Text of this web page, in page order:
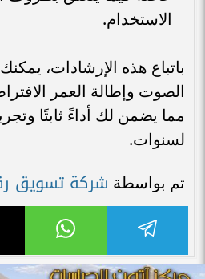
الاستخدام.
باتباع هذه الإرشادات،
الصوت وإطالة العمر
مما يضمن لك أداءً ثابتًا
لسنوات.
تم بواسطة شركة تسويق